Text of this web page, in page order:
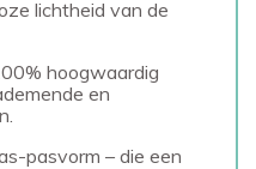
lichtheid van de
hoogwaardig
en
pasvorm – die een